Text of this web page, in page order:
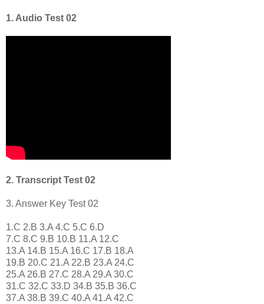
1. Audio Test 02
2. Transcript Test 02
3. Answer Key Test 02
1.C 2.B 3.A 4.C 5.C 6.D
7.C 8.C 9.B 10.B 11.A 12.C
13.A 14.B 15.A 16.C 17.B 18.A
19.B 20.C 21.A 22.B 23.A 24.C
25.A 26.B 27.C 28.A 29.A 30.C
31.C 32.C 33.D 34.B 35.B 36.C
37.A 38.B 39.C 40.A 41.A 42.C